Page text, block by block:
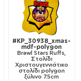
#KP_30938_xmas-
mdf-polygon
Brawl Stars Ruffs,
Στολίδι
Χριστουγεννιάτικο
στολίδι polygon
ξύλινο 7.5cm